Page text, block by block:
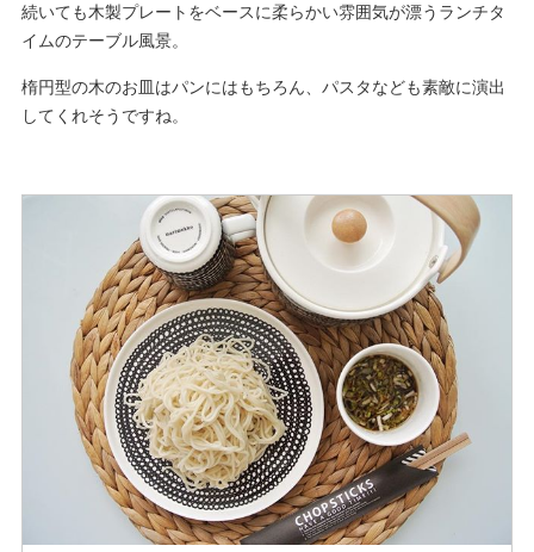
続いても木製プレートをベースに柔らかい雰囲気が漂うランチタ
イムのテーブル風景。
楕円型の木のお皿はパンにはもちろん、パスタなども素敵に演出
してくれそうですね。